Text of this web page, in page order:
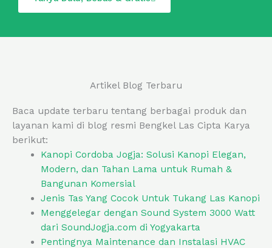
Artikel Blog Terbaru
Baca update terbaru tentang berbagai produk dan
layanan kami di blog resmi Bengkel Las Cipta Karya
berikut:
Kanopi Cordoba Jogja: Solusi Kanopi Elegan,
Modern, dan Tahan Lama untuk Rumah &
Bangunan Komersial
Jenis Tas Yang Cocok Untuk Tukang Las Kanopi
Menggelegar dengan Sound System 3000 Watt
dari SoundJogja.com di Yogyakarta
Pentingnya Maintenance dan Instalasi HVAC